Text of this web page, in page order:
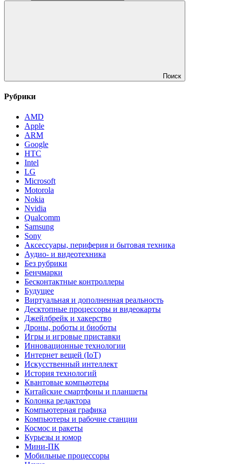
Поиск
Рубрики
AMD
Apple
ARM
Google
HTC
Intel
LG
Microsoft
Motorola
Nokia
Nvidia
Qualcomm
Samsung
Sony
Аксессуары, периферия и бытовая техника
Аудио- и видеотехника
Без рубрики
Бенчмарки
Бесконтактные контроллеры
Будущее
Виртуальная и дополненная реальность
Десктопные процессоры и видеокарты
Джейлбрейк и хакерство
Дроны, роботы и биоботы
Игры и игровые приставки
Инновационные технологии
Интернет вещей (IoT)
Искусственный интеллект
История технологий
Квантовые компьютеры
Китайские смартфоны и планшеты
Колонка редактора
Компьютерная графика
Компьютеры и рабочие станции
Космос и ракеты
Курьезы и юмор
Мини-ПК
Мобильные процессоры